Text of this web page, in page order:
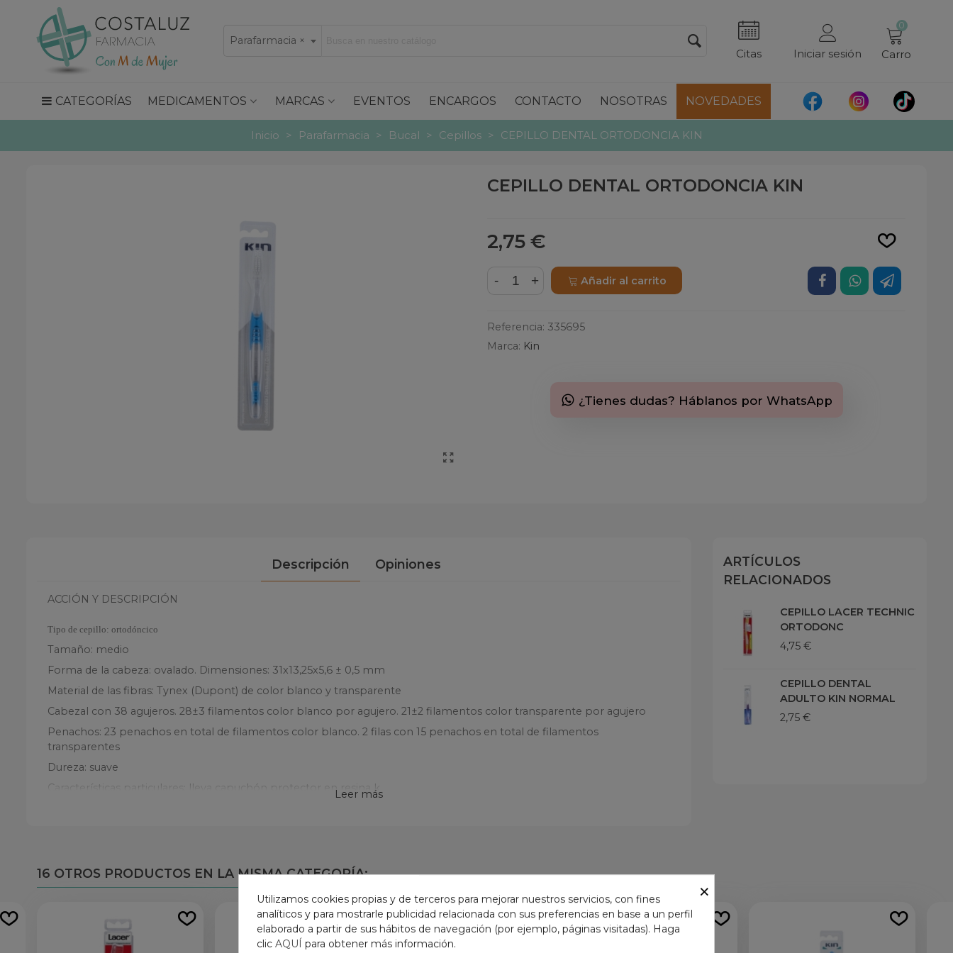
×
Parafarmacia
Citas Iniciar sesión
0
Carro
CATEGORÍAS MEDICAMENTOS MARCAS EVENTOS ENCARGOS CONTACTO NOSOTRAS NOVEDADES
Inicio > Parafarmacia > Bucal > Cepillos > CEPILLO DENTAL ORTODONCIA KIN
CEPILLO DENTAL ORTODONCIA KIN
2,75 €
- + Añadir al carrito
Referencia: 335695
Marca: Kin
¿Tienes dudas? Háblanos por WhatsApp
Descripción Opiniones
ACCIÓN Y DESCRIPCIÓN
Tipo de cepillo: ortodóncico
Tamaño: medio
Forma de la cabeza: ovalado. Dimensiones: 31x13,25x5,6 ± 0,5 mm
Material de las fibras: Tynex (Dupont) de color blanco y transparente
Cabezal con 38 agujeros. 28±3 filamentos color blanco por agujero. 21±2 filamentos color transparente por agujero
Penachos: 23 penachos en total de filamentos color blanco. 2 filas con 15 penachos en total de filamentos
transparentes
Dureza: suave
Características particulares: lleva capuchón protector en resina k.
Leer más
ARTÍCULOS
RELACIONADOS
CEPILLO LACER TECHNIC
ORTODONC
4,75 €
CEPILLO DENTAL
ADULTO KIN NORMAL
2,75 €
16 OTROS PRODUCTOS EN LA MISMA CATEGORÍA:
×
Utilizamos cookies propias y de terceros para mejorar nuestros servicios, con fines
analíticos y para mostrarle publicidad relacionada con sus preferencias en base a un perfil
elaborado a partir de sus hábitos de navegación (por ejemplo, páginas visitadas). Haga
clic AQUÍ para obtener más información.